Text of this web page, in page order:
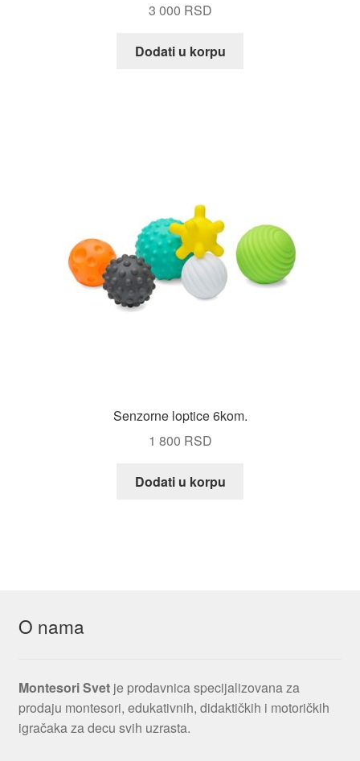
3 000 RSD
Dodati u korpu
Senzorne loptice 6kom.
1 800 RSD
Dodati u korpu
O nama
Montesori Svet je prodavnica specijalizovana za
prodaju montesori, edukativnih, didaktičkih i motoričkih
igračaka za decu svih uzrasta.